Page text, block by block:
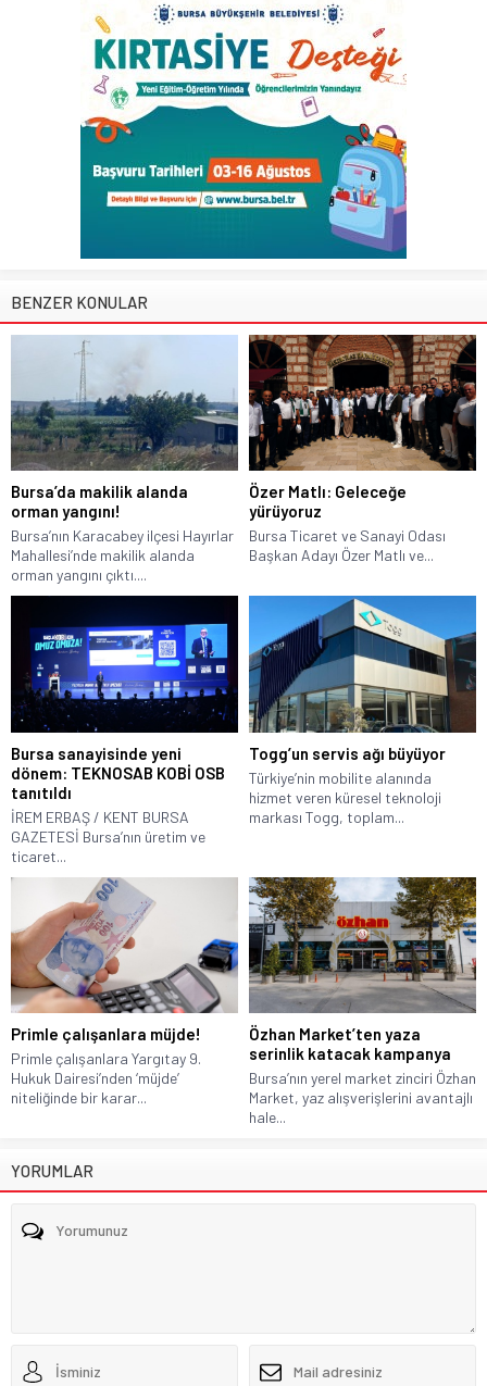
BENZER KONULAR
Bursa’da makilik alanda
orman yangını!
Bursa’nın Karacabey ilçesi Hayırlar
Mahallesi’nde makilik alanda
orman yangını çıktı....
Özer Matlı: Geleceğe
yürüyoruz
Bursa Ticaret ve Sanayi Odası
Başkan Adayı Özer Matlı ve...
Bursa sanayisinde yeni
dönem: TEKNOSAB KOBİ OSB
tanıtıldı
İREM ERBAŞ / KENT BURSA
GAZETESİ Bursa’nın üretim ve
ticaret...
Togg’un servis ağı büyüyor
Türkiye’nin mobilite alanında
hizmet veren küresel teknoloji
markası Togg, toplam...
Primle çalışanlara müjde!
Primle çalışanlara Yargıtay 9.
Hukuk Dairesi’nden ‘müjde’
niteliğinde bir karar...
Özhan Market’ten yaza
serinlik katacak kampanya
Bursa’nın yerel market zinciri Özhan
Market, yaz alışverişlerini avantajlı
hale...
YORUMLAR